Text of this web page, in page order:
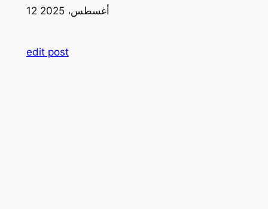
12 أغسطس، 2025
edit post